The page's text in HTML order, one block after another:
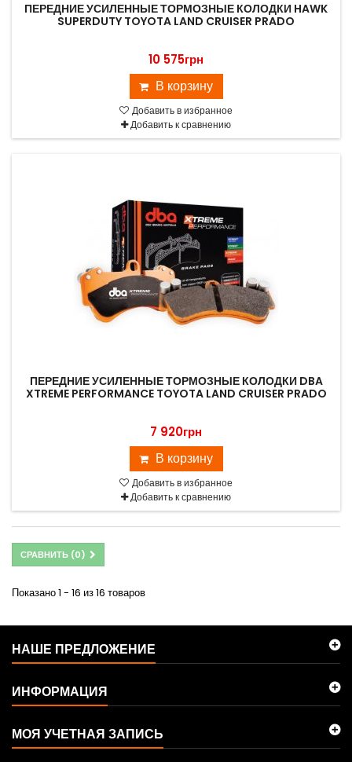
ПЕРЕДНИЕ УСИЛЕННЫЕ ТОРМОЗНЫЕ КОЛОДКИ HAWK
SUPERDUTY TOYOTA LAND CRUISER PRADO
10 575грн
В корзину
Добавить в избранное
Добавить к сравнению
ПЕРЕДНИЕ УСИЛЕННЫЕ ТОРМОЗНЫЕ КОЛОДКИ DBA
XTREME PERFORMANCE TOYOTA LAND CRUISER PRADO
7 920грн
В корзину
Добавить в избранное
Добавить к сравнению
СРАВНИТЬ (0)
Показано 1 - 16 из 16 товаров
НАШЕ ПРЕДЛОЖЕНИЕ
ИНФОРМАЦИЯ
МОЯ УЧЕТНАЯ ЗАПИСЬ